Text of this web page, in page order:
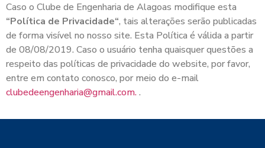
Caso o Clube de Engenharia de Alagoas modifique esta
“Política de Privacidade“, tais alterações serão publicadas
de forma visível no nosso site. Esta Política é válida a partir
de 08/08/2019. Caso o usuário tenha quaisquer questões a
respeito das políticas de privacidade do website, por favor,
entre em contato conosco, por meio do e-mail
clubedeengenharia@gmail.com..